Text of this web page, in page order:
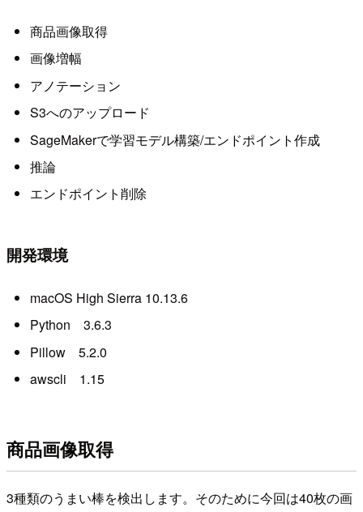
商品画像取得
画像増幅
アノテーション
S3へのアップロード
SageMakerで学習モデル構築/エンドポイント作成
推論
エンドポイント削除
開発環境
macOS High Sierra 10.13.6
Python 3.6.3
Pillow 5.2.0
awscli 1.15
商品画像取得
3種類のうまい棒を検出します。そのために今回は40枚の画